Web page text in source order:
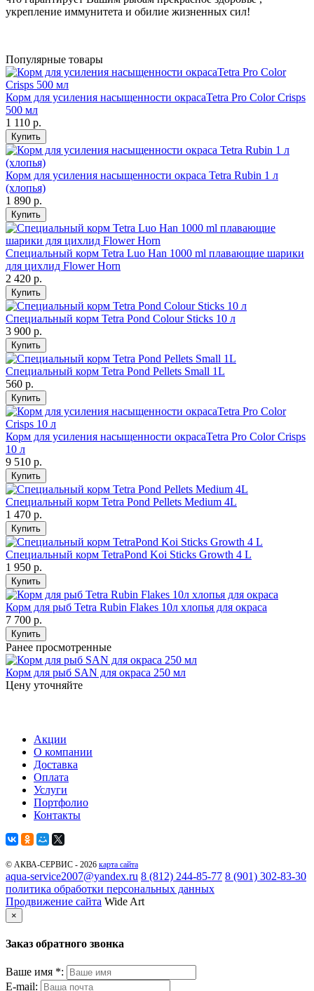
укрепление иммунитета и обилие жизненных сил!
Популярные товары
Корм для усиления насыщенности окрасаTetra Pro Color Crisps
500 мл
1 110 р.
Купить
Корм для усиления насыщенности окраса Tetra Rubin 1 л
(хлопья)
1 890 р.
Купить
Специальный корм Tetra Luo Han 1000 ml плавающие шарики
для цихлид Flower Horn
2 420 р.
Купить
Специальный корм Tetra Pond Colour Sticks 10 л
3 900 р.
Купить
Специальный корм Tetra Pond Pellets Small 1L
560 р.
Купить
Корм для усиления насыщенности окрасаTetra Pro Color Crisps
10 л
9 510 р.
Купить
Специальный корм Tetra Pond Pellets Medium 4L
1 470 р.
Купить
Специальный корм TetraPond Koi Sticks Growth 4 L
1 950 р.
Купить
Корм для рыб Tetra Rubin Flakes 10л хлопья для окраса
7 700 р.
Купить
Ранее просмотренные
Корм для рыб SAN для окраса 250 мл
Цену уточняйте
Акции
О компании
Доставка
Оплата
Услуги
Портфолио
Контакты
© АКВА-СЕРВИС - 2026 карта сайта
aqua-service2007@yandex.ru 8 (812) 244-85-77 8 (901) 302-83-30
политика обработки персональных данных
Продвижение сайта Wide Art
×
Заказ обратного звонка
Ваше имя *:
E-mail: